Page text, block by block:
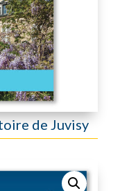
de Juvisy